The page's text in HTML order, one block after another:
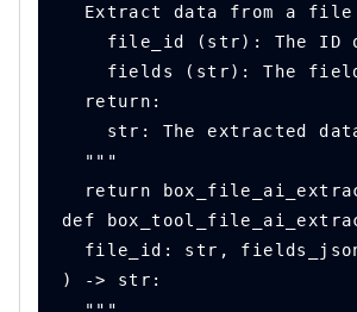
Extract data from a
file_id (str): The ID
fields (str): The
  return:
str: The extracted
  """
return
def
file_id: str,
) -> str: